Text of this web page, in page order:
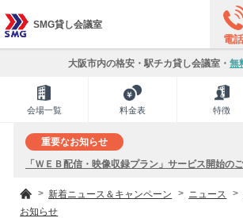
電話
SMG貸し会議室
大阪市内の格安・駅チカ貸し会議室・ 無
会場一覧 料金表 特徴
重要なお知らせ
「ＷＥＢ配信・映像収録プラン」サービス開始の
新着ニュース＆キャンペーン ニュース
お知らせ